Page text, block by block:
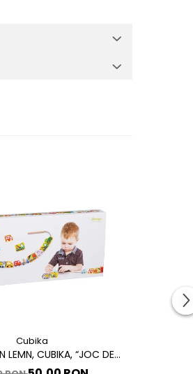
Cubika
LEMN, CUBIKA, “JOC DE
MASINUTE ZBURATOARE”